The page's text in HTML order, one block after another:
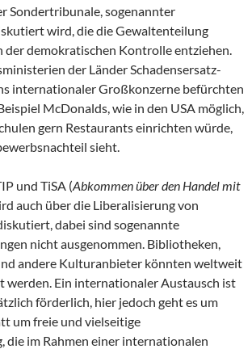
Sondertribunale, sogenannter
wird, die die Gewaltenteilung
der demokratischen Kontrolle entziehen.
der Länder Schadensersatz-
internationaler Großkonzerne befürchten
McDonalds, wie in den USA möglich,
gern Restaurants einrichten würde,
sieht.
und TiSA (Abkommen über den Handel mit
auch über die Liberalisierung von
dabei sind sogenannte
nicht ausgenommen. Bibliotheken,
andere Kulturanbieter könnten weltweit
werden. Ein internationaler Austausch ist
förderlich, hier jedoch geht es um
um freie und vielseitige
die im Rahmen einer internationalen